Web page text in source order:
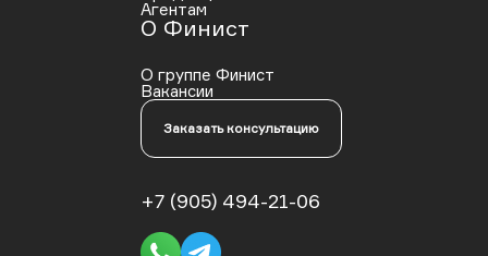
Агентам
О Финист
О группе Финист
Вакансии
Заказать консультацию
+7 (905) 494-21-06